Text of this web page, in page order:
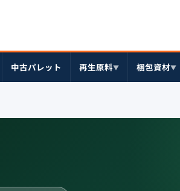
中古パレット 再生原料▼ 梱包資材▼